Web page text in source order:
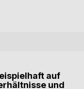
auf
und